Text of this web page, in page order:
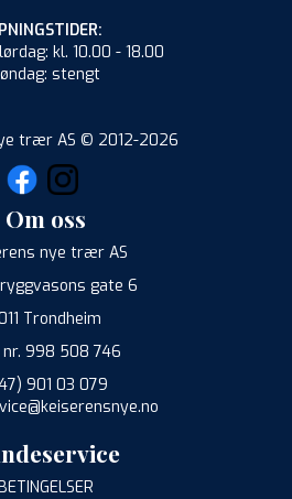
kl. 10.00 - 18.00
stengt
trær AS © 2012-2026
Om oss
nye trær AS
gate 6
Trondheim
nr. 998 508 746
901 03 079